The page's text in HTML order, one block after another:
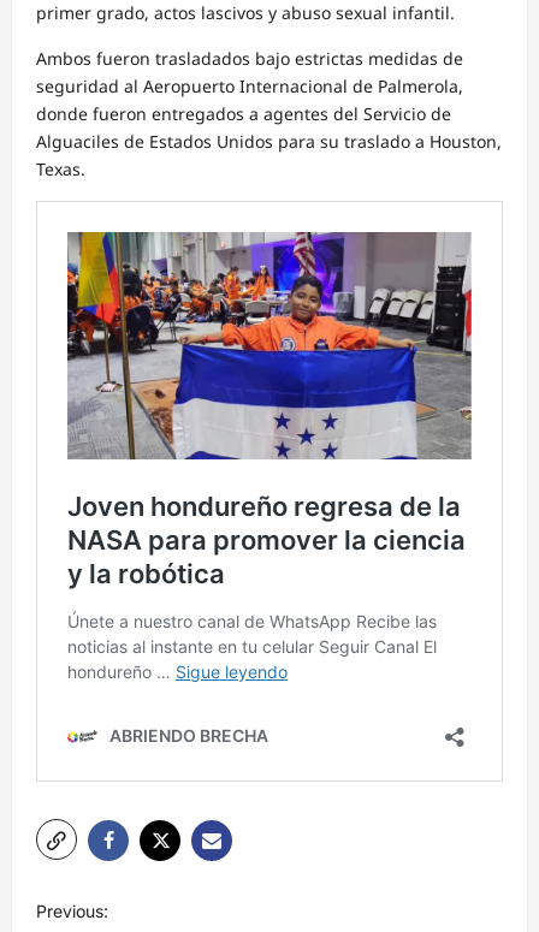
primer grado, actos lascivos y abuso sexual infantil.
Ambos fueron trasladados bajo estrictas medidas de
seguridad al Aeropuerto Internacional de Palmerola,
donde fueron entregados a agentes del Servicio de
Alguaciles de Estados Unidos para su traslado a Houston,
Texas.
NPrevious: